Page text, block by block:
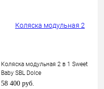
Коляска модульная 2 в 1 Sweet
Baby SBL Dolce
58 400 руб.